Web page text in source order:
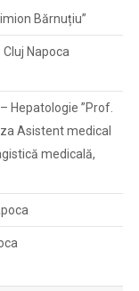
Bărnuțiu”
Napoca
Hepatologie ”Prof.
Asistent medical
medicală,